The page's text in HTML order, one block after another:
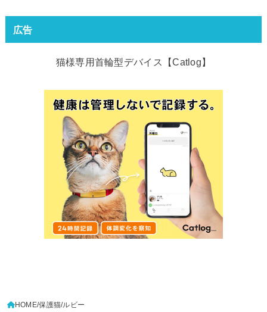
広告
猫様専用首輪型デバイス【Catlog】
HOME 保護猫 ルビー